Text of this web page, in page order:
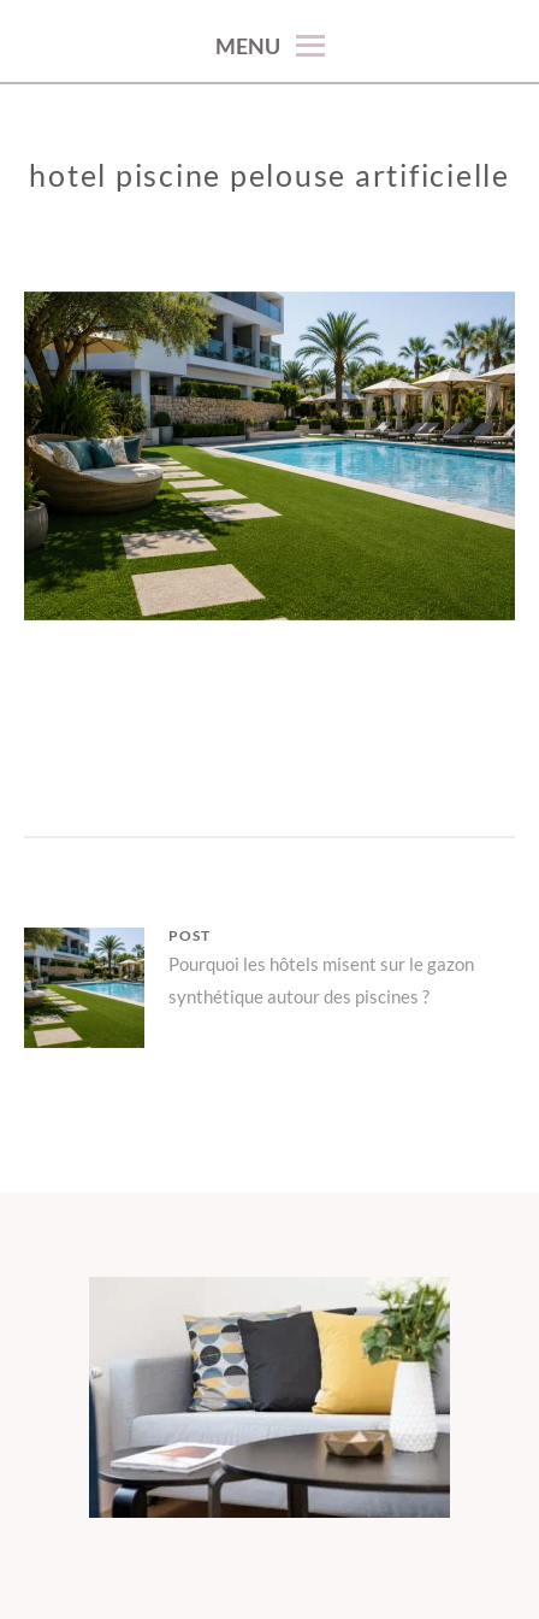
MENU
hotel piscine pelouse artificielle
Navigation
de
l’article
POST
Parent
post:
Pourquoi les hôtels misent sur le gazon
synthétique autour des piscines ?